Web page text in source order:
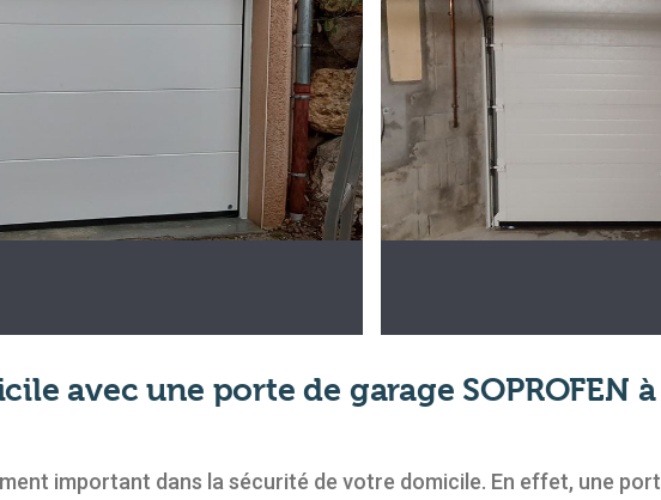
avec une porte de garage SOPROFEN
important dans la sécurité de votre domicile. En effet, une